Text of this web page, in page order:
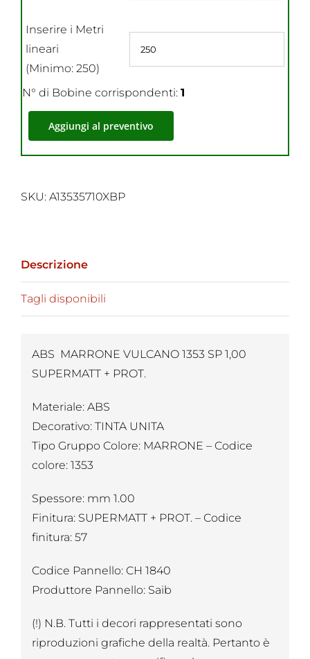
Inserire i Metri
lineari
(Minimo: 250)
N° di Bobine corrispondenti: 1
Aggiungi al preventivo
SKU: A13535710XBP
Descrizione
Tagli disponibili
ABS MARRONE VULCANO 1353 SP 1,00
SUPERMATT + PROT.
Materiale: ABS
Decorativo: TINTA UNITA
Tipo Gruppo Colore: MARRONE – Codice
colore: 1353
Spessore: mm 1.00
Finitura: SUPERMATT + PROT. – Codice
finitura: 57
Codice Pannello: CH 1840
Produttore Pannello: Saib
(!) N.B. Tutti i decori rappresentati sono
riproduzioni grafiche della realtà. Pertanto è